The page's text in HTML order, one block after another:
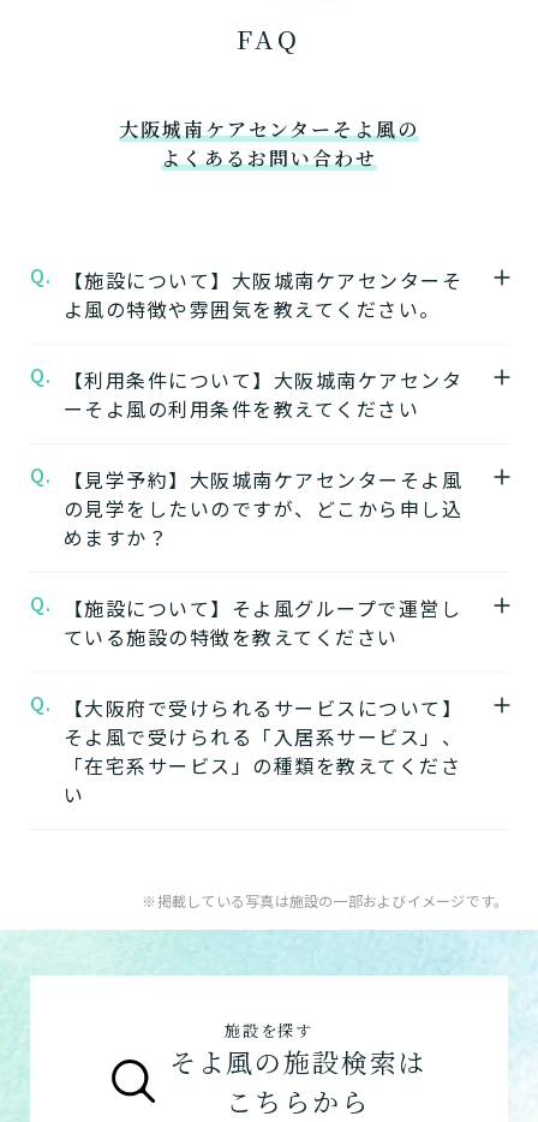
FAQ
大阪城南ケアセンターそよ風の
よくあるお問い合わせ
Q.
【施設について】大阪城南ケアセンターそ
よ風の特徴や雰囲気を教えてください。
★施設の特徴★
大阪城南ケアセンターそよ風の公式ページで
ています。
★施設の雰囲気★
は施設の写真から雰囲気をご確認いただけま
す。
Q.
【利用条件について】大阪城南ケアセンタ
ーそよ風の利用条件を教えてください
要介護度：要支援2、要介護1、要介護2、要
介護3、要介護4、要介護5
※施設ごとに年齢などの入居条件がございま
※認定のご状況によって受けられるサービス
が変わります。
さい。
Q.
【見学予約】大阪城南ケアセンターそよ風
の見学をしたいのですが、どこから申し込
めますか？
大阪城南ケアセンターそよ風の見学はこちら
よりお申込みいただけます。
む
★そのほかこの介護施設について…相談した
お問い合わせフォームはこちら
Q.
【施設について】そよ風グループで運営し
ている施設の特徴を教えてください
そよ風では下記のタイプの入居系施設をご用
意しています。それぞれの施設の特徴、ご利
用者様の目的、要介護度に合わせてご利用い
ただけます。
健康型有料老人ホーム※2024年6月現在、
健康型有料老人ホームは交欒 湘南佐島のみと
なります
グループホームの特徴
シニア向けマンションの特徴
Q.
【大阪府で受けられるサービスについて】
そよ風で受けられる「入居系サービス」、
「在宅系サービス」の種類を教えてくださ
い
入居系サービス：ホームに入居したい方向け
の施設一覧は以下です。
シニア向けマンション
※掲載している写真は施設の一部およびイメージです。
施設を探す
そよ風の施設検索は
こちらから